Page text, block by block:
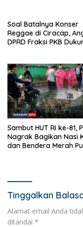
Soal Batalnya Konser
Reggae di Ciracap,
DPRD Fraksi PKB
Sambut HUT RI ke-81,
Nagrak Bagikan Nasi
dan Bendera Merah
Tinggalkan
Alamat email Anda
ditandai *